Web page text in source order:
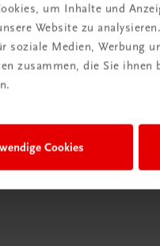
um Inhalte und
Website zu
soziale Medien, Werbung
zusammen, die Sie
Cookies